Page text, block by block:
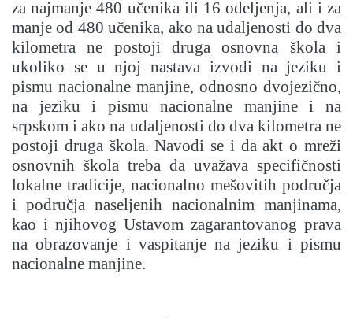
za najmanje 480 učenika ili 16 odeljenja, ali i za
manje od 480 učenika, ako na udaljenosti do dva
kilometra ne postoji druga osnovna škola i
ukoliko se u njoj nastava izvodi na jeziku i
pismu nacionalne manjine, odnosno dvojezično,
na jeziku i pismu nacionalne manjine i na
srpskom i ako na udaljenosti do dva kilometra ne
postoji druga škola. Navodi se i da akt o mreži
osnovnih škola treba da uvažava specifičnosti
lokalne tradicije, nacionalno mešovitih područja
i područja naseljenih nacionalnim manjinama,
kao i njihovog Ustavom zagarantovanog prava
na obrazovanje i vaspitanje na jeziku i pismu
nacionalne manjine.